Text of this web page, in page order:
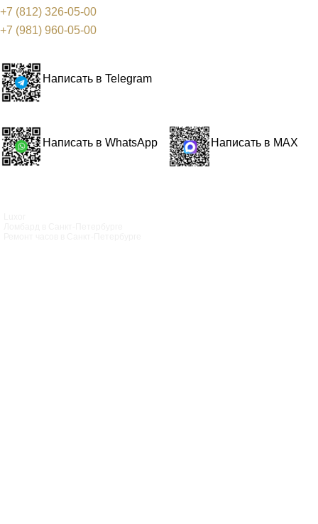
+7 (812) 326-05-00
+7 (981) 960-05-00
Написать в Telegram
Написать в WhatsApp Написать в MAX